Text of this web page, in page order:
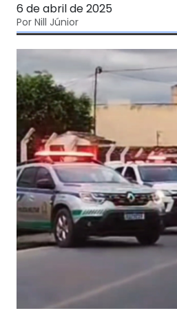
6 de abril de 2025
Por Nill Júnior